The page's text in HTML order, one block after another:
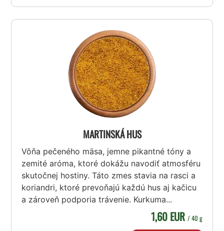
MARTINSKÁ HUS
Vôňa pečeného mäsa, jemne pikantné tóny a
zemité aróma, ktoré dokážu navodiť atmosféru
skutočnej hostiny. Táto zmes stavia na rasci a
koriandri, ktoré prevoňajú každú hus aj kačicu
a zároveň podporia trávenie. Kurkuma...
1,60 EUR / 40 g